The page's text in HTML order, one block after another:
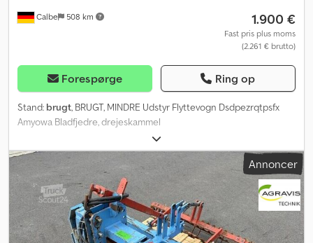
Calbe 508 km 1.900 €
Fast pris plus moms
(2.261 € brutto)
Forespørge Ring op
Stand: brugt, BRUGT, MINDRE Udstyr Flyttevogn Dsdpezrqtpsfx
Amyowa Bladfjedre, drejeskammel
Annoncer